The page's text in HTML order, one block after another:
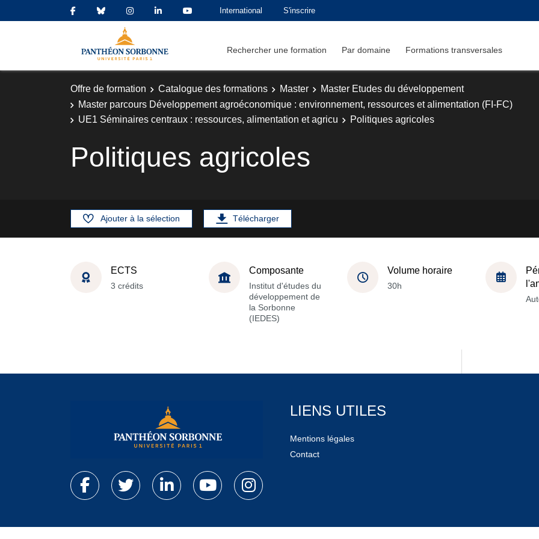
International S'inscrire
Rechercher une formation Par domaine Formations transversales
Offre de formation Catalogue des formations Master
Master Etudes du développement
Master parcours Développement agroéconomique : environnement, ressources et alimentation (FI-FC)
UE1 Séminaires centraux : ressources, alimentation et agricu
Politiques agricoles
Politiques agricoles
Ajouter à la sélection Télécharger
ECTS
3 crédits
Composante
Institut d'études du
développement de
la Sorbonne
(IEDES)
Volume horaire
30h
LIENS UTILES
Mentions légales
Contact